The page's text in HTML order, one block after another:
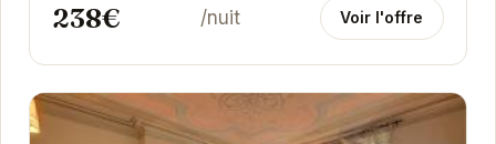
238€ /nuit Voir l'offre